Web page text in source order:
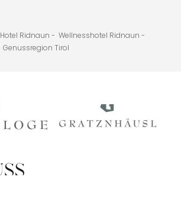
Hotel Ridnaun - Wellnesshotel Ridnaun -
Genussregion Tirol